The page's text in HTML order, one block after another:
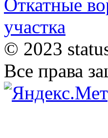
Откатные
участка
© 2023
Все права